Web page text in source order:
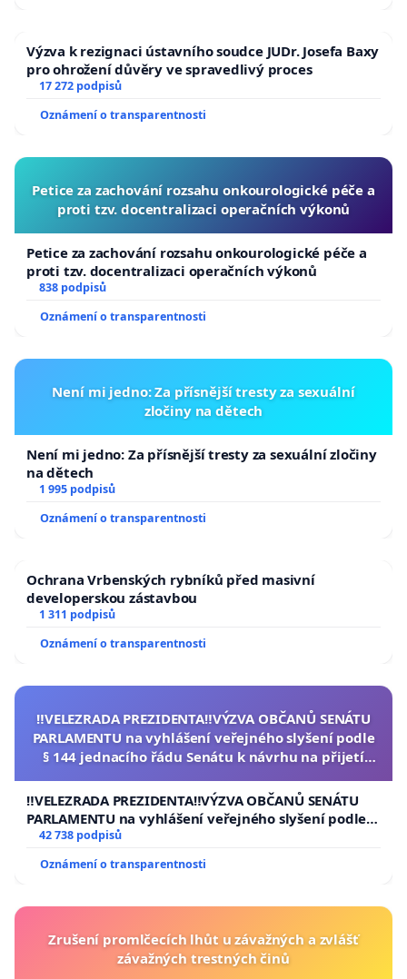
Výzva k rezignaci ústavního soudce JUDr. Josefa Baxy
pro ohrožení důvěry ve spravedlivý proces
17 272 podpisů
Oznámení o transparentnosti
Petice za zachování rozsahu onkourologické péče a
proti tzv. docentralizaci operačních výkonů
Petice za zachování rozsahu onkourologické péče a
proti tzv. docentralizaci operačních výkonů
838 podpisů
Oznámení o transparentnosti
Není mi jedno: Za přísnější tresty za sexuální
zločiny na dětech
Není mi jedno: Za přísnější tresty za sexuální zločiny
na dětech
1 995 podpisů
Oznámení o transparentnosti
Ochrana Vrbenských rybníků před masivní
developerskou zástavbou
1 311 podpisů
Oznámení o transparentnosti
‼️VELEZRADA PREZIDENTA‼️VÝZVA OBČANŮ SENÁTU
PARLAMENTU na vyhlášení veřejného slyšení podle
§ 144 jednacího řádu Senátu k návrhu na přijetí
republiky
‼️VELEZRADA PREZIDENTA‼️VÝZVA OBČANŮ SENÁTU
PARLAMENTU na vyhlášení veřejného slyšení podle §
144 jednacího řádu Senátu k návrhu na přijetí
usnesení k podání ústavní žaloby na prezidenta
republiky
42 738 podpisů
Oznámení o transparentnosti
Zrušení promlčecích lhůt u závažných a zvlášť
závažných trestných činů